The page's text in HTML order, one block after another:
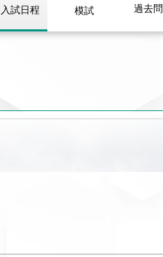
入試日程 模試 過去問